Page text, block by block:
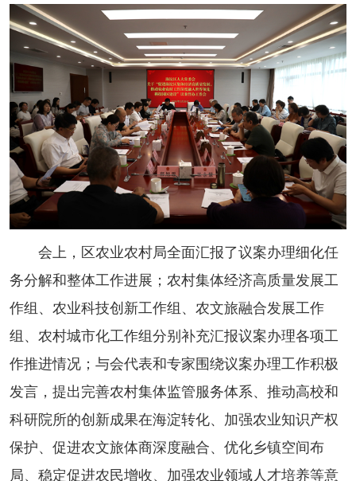
会上，区农业农村局全面汇报了议案办理细化任
务分解和整体工作进展；农村集体经济高质量发展工
作组、农业科技创新工作组、农文旅融合发展工作
组、农村城市化工作组分别补充汇报议案办理各项工
作推进情况；与会代表和专家围绕议案办理工作积极
发言，提出完善农村集体监管服务体系、推动高校和
科研院所的创新成果在海淀转化、加强农业知识产权
保护、促进农文旅体商深度融合、优化乡镇空间布
局、稳定促进农民增收、加强农业领域人才培养等意